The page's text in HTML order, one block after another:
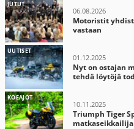
JUTUT
06.08.2026
Motoristit
vastaan
UUTISET
01.12.2025
Nyt on ostajan
tehdä löytöjä
KOEAJOT
10.11.2025
Triumph Tiger
matkaseikkailija